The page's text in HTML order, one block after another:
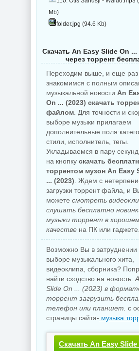
Mb)
folder.jpg (94.6 Kb)
Скачать An Easy Slide On ...
через торрент
Переходим выше, и еще раз
знакомимся с полным
музыкальной новости An
On ... (2023) скачать
файлом . Для точности и
выборе музыки прилагаем
дополнительные
стили, исполнитель, тегы.
Укладываемся в пару
на кнопку скачать
торрентом музон An Easy
... (2023) . Ждем с
загрузки торрент файла, и
можете смотреть
слушать бесплатно
музыки торрент в
качестве на ПК или гаджете.
Возможно Вы в затруднении
выборе музыкального хита,
видеоклипа, сборника?
найти сходство на новость:
Slide On ... (2023) в
торрент загрузить
телефон или планшет. с
страницы сайта- музыка
Скачать An Easy Slide